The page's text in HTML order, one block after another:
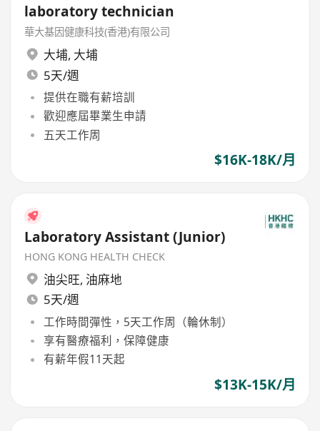
laboratory technician
華大基因健康科技(香港)有限公司
大埔, 大埔
5天/週
提供在職有薪培訓
歡迎應屆畢業生申請
五天工作周
$16K-18K/月
Laboratory Assistant (Junior)
HONG KONG HEALTH CHECK
油尖旺, 油麻地
5天/週
工作時間彈性，5天工作周（輪休制）
享有醫療福利，保障健康
有薪年假11天起
$13K-15K/月